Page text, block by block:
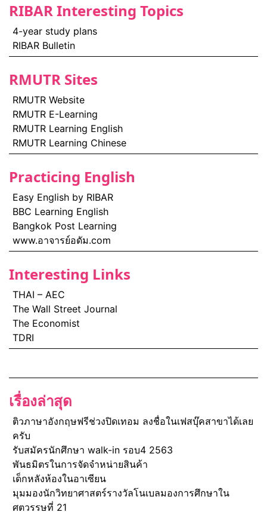
RIBAR Interesting Topics
4-year study plans
RIBAR Bulletin
RMUTR Sites
RMUTR Website
RMUTR E-Learning
RMUTR Learning English
RMUTR Learning Chinese
Practicing English
Easy English by RIBAR
BBC Learning English
Bangkok Post Learning
www.อาจารย์อดัม.com
Interesting Links
THAI – AEC
The Wall Street Journal
The Economist
TDRI
เรื่องล่าสุด
ติวภาษาอังกฤษฟรีช่วงปิดเทอม ลงชื่อในเฟสบุ๊คสาขาได้เลย
ครับ
รับสมัครนักศึกษา walk-in รอบ4 2563
พันธมิตรในการจัดจำหน่ายสินค้า
เด็กหลังห้องในอาเซียน
มุมมองนักวิทยาศาสตร์รางวัลโนเบลมองการศึกษาใน
ศตวรรษที่ 21